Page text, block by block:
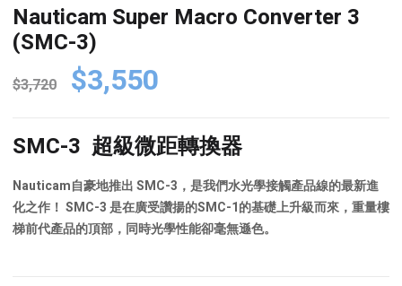
Nauticam Super Macro Converter 3
(SMC-3)
$3,720 Original
price
was:
$3,720.
$3,550
is:
$3,550.
SMC-3 超級微距轉換器
Nauticam自豪地推出 SMC-3，是我們水光學接觸產品線的最新進
化之作！ SMC-3 是在廣受讚揚的SMC-1的基礎上升級而來，重量樓
梯前代產品的頂部，同時光學性能卻毫無遜色。